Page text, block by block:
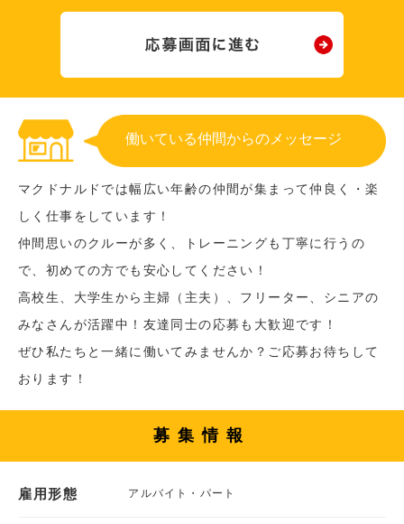
働いている仲間からのメッセージ
マクドナルドでは幅広い年齢の仲間が集まって仲良く・楽
しく仕事をしています！
仲間思いのクルーが多く、トレーニングも丁寧に行うの
で、初めての方でも安心してください！
高校生、大学生から主婦（主夫）、フリーター、シニアの
みなさんが活躍中！友達同士の応募も大歓迎です！
ぜひ私たちと一緒に働いてみませんか？ご応募お待ちして
おります！
募集情報
雇用形態 アルバイト・パート